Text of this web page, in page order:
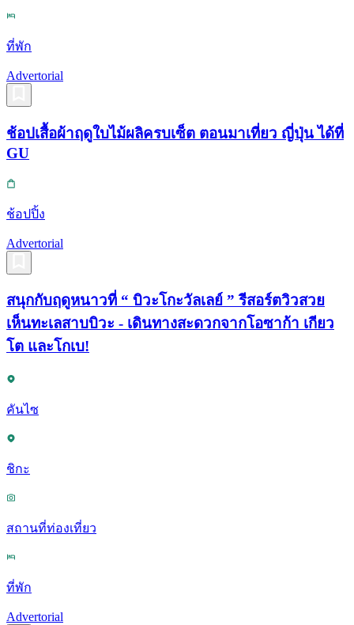
ที่พัก
Advertorial
ช้อปเสื้อผ้าฤดูใบไม้ผลิครบเซ็ต ตอนมาเที่ยว ญี่ปุ่น ได้ที่
GU
ช้อปปิ้ง
Advertorial
สนุกกับฤดูหนาวที่ “ บิวะโกะวัลเลย์ ” รีสอร์ตวิวสวย
เห็นทะเลสาบบิวะ - เดินทางสะดวกจากโอซาก้า เกียว
โต และโกเบ!
คันไซ
ชิกะ
สถานที่ท่องเที่ยว
ที่พัก
Advertorial